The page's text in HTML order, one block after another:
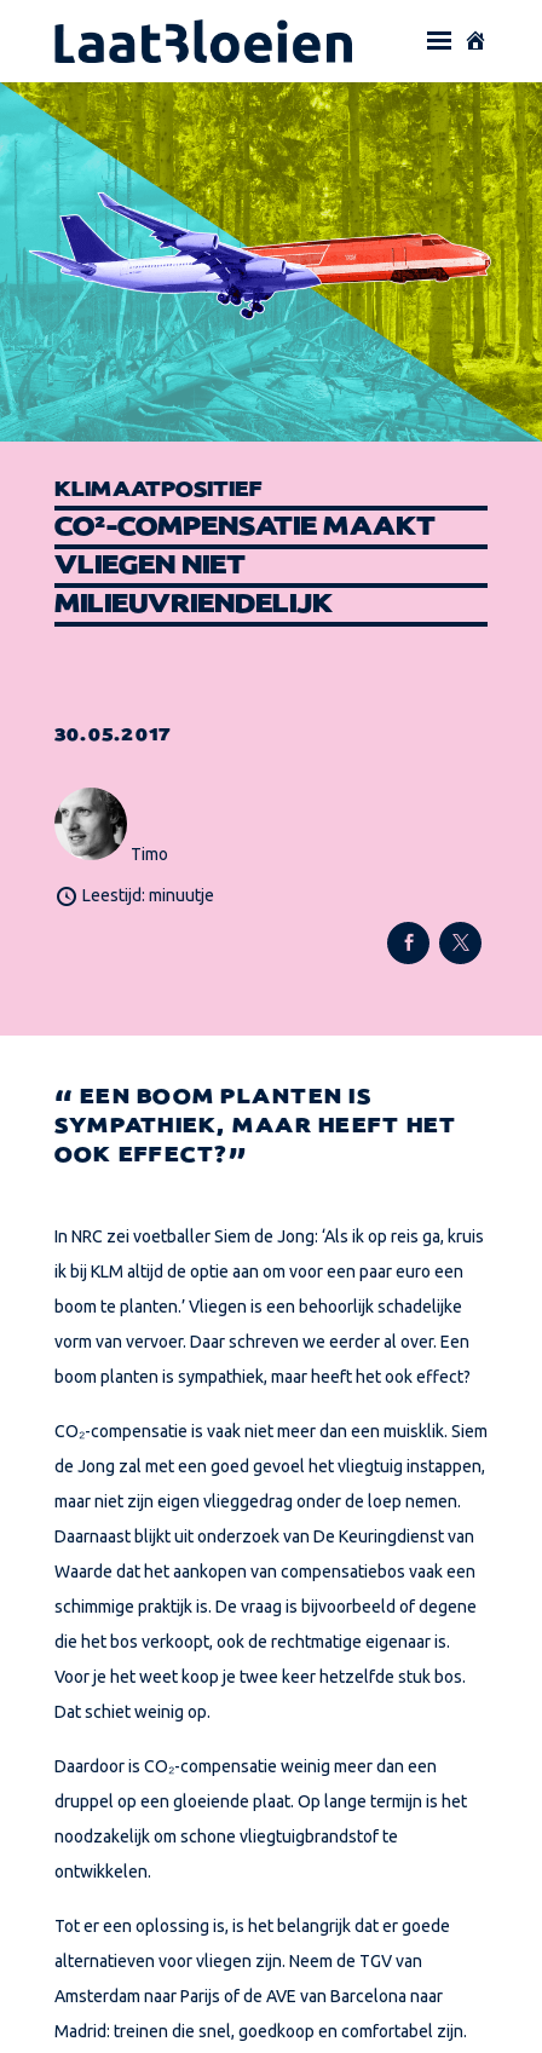
KLIMAATPOSITIEF
CO₂-COMPENSATIE MAAKT
VLIEGEN NIET
MILIEUVRIENDELIJK
30.05.2017
Timo
Leestijd: minuutje
EEN BOOM PLANTEN IS
SYMPATHIEK, MAAR HEEFT HET
OOK EFFECT?
In NRC zei voetballer Siem de Jong: ‘Als ik op reis ga, kruis
ik bij KLM altijd de optie aan om voor een paar euro een
boom te planten.’ Vliegen is een behoorlijk schadelijke
vorm van vervoer. Daar schreven we eerder al over. Een
boom planten is sympathiek, maar heeft het ook effect?
CO₂-compensatie is vaak niet meer dan een muisklik. Siem
de Jong zal met een goed gevoel het vliegtuig instappen,
maar niet zijn eigen vlieggedrag onder de loep nemen.
Daarnaast blijkt uit onderzoek van De Keuringdienst van
Waarde dat het aankopen van compensatiebos vaak een
schimmige praktijk is. De vraag is bijvoorbeeld of degene
die het bos verkoopt, ook de rechtmatige eigenaar is.
Voor je het weet koop je twee keer hetzelfde stuk bos.
Dat schiet weinig op.
Daardoor is CO₂-compensatie weinig meer dan een
druppel op een gloeiende plaat. Op lange termijn is het
noodzakelijk om schone vliegtuigbrandstof te
ontwikkelen.
Tot er een oplossing is, is het belangrijk dat er goede
alternatieven voor vliegen zijn. Neem de TGV van
Amsterdam naar Parijs of de AVE van Barcelona naar
Madrid: treinen die snel, goedkoop en comfortabel zijn.